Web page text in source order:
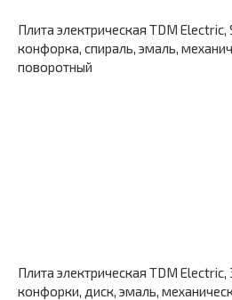
Плита электрическая TDM
конфорка, спираль, эмаль,
поворотный
Плита электрическая TDM
конфорки, диск, эмаль,